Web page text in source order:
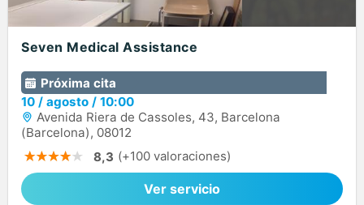
Seven Medical Assistance
Próxima cita
10 / agosto / 10:00
Avenida Riera de Cassoles, 43, Barcelona
(Barcelona), 08012
8,3 (+100 valoraciones)
Ver servicio